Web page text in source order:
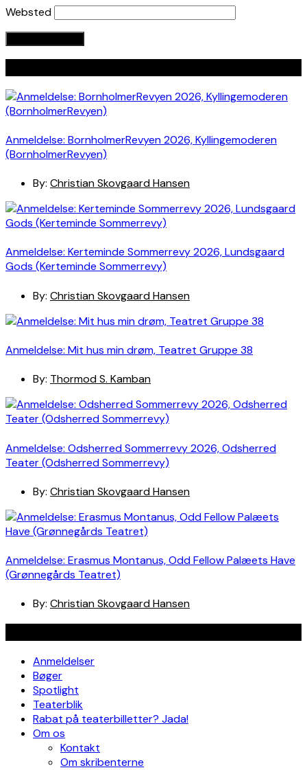
Websted
Anmeldelse: BornholmerRevyen 2026, Kyllingemoderen
(BornholmerRevyen)
By: Christian Skovgaard Hansen
Anmeldelse: Kerteminde Sommerrevy 2026, Lundsgaard
Gods (Kerteminde Sommerrevy)
By: Christian Skovgaard Hansen
Anmeldelse: Mit hus min drøm, Teatret Gruppe 38
By: Thormod S. Kamban
Anmeldelse: Odsherred Sommerrevy 2026, Odsherred
Teater (Odsherred Sommerrevy)
By: Christian Skovgaard Hansen
Anmeldelse: Erasmus Montanus, Odd Fellow Palæets Have
(Grønnegårds Teatret)
By: Christian Skovgaard Hansen
Anmeldelser
Bøger
Spotlight
Teaterblik
Rabat på teaterbilletter? Jada!
Om os
Kontakt
Om skribenterne